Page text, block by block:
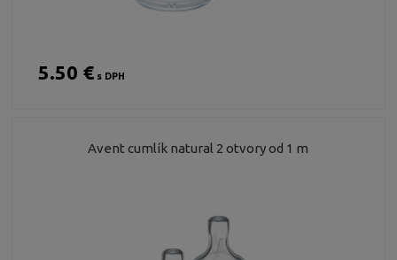
5.50 €s DPH
Avent cumlík natural 2 otvory od 1 m